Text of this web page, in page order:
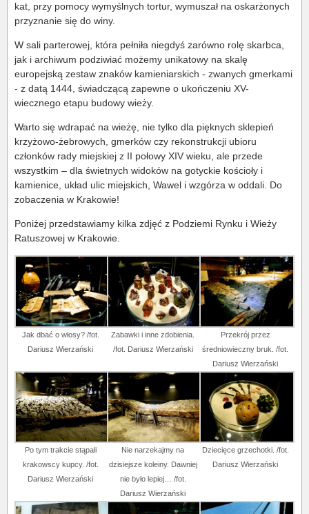
kat, przy pomocy wymyślnych tortur, wymuszał na oskarżonych
przyznanie się do winy.
W sali parterowej, która pełniła niegdyś zarówno rolę skarbca,
jak i archiwum podziwiać możemy unikatowy na skalę
europejską zestaw znaków kamieniarskich - zwanych gmerkami
- z datą 1444, świadczącą zapewne o ukończeniu XV-
wiecznego etapu budowy wieży.
Warto się wdrapać na wieżę, nie tylko dla pięknych sklepień
krzyżowo-żebrowych, gmerków czy rekonstrukcji ubioru
członków rady miejskiej z II połowy XIV wieku, ale przede
wszystkim – dla świetnych widoków na gotyckie kościoły i
kamienice, układ ulic miejskich, Wawel i wzgórza w oddali. Do
zobaczenia w Krakowie!
Poniżej przedstawiamy kilka zdjęć z Podziemi Rynku i Wieży
Ratuszowej w Krakowie.
Jak dbać o włosy? /fot.
Dariusz Wierzański
Zabawki i inne zdobienia.
/fot. Dariusz Wierzański
Przekrój przez
średniowieczny bruk. /fot.
Dariusz Wierzański
Po tym trakcie stąpali
krakowscy kupcy. /fot.
Dariusz Wierzański
Nie narzekajmy na
dzisiejsze koleiny. Dawniej
nie było lepiej… /fot.
Dariusz Wierzański
Dziecięce grzechotki. /fot.
Dariusz Wierzański